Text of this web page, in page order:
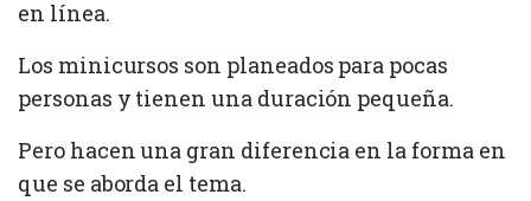
en línea.
Los minicursos son planeados para pocas
personas y tienen una duración pequeña.
Pero hacen una gran diferencia en la forma en
que se aborda el tema.